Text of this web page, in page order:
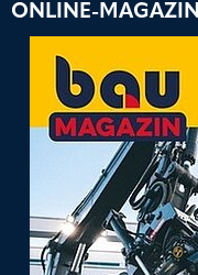
ONLINE-MAGAZIN